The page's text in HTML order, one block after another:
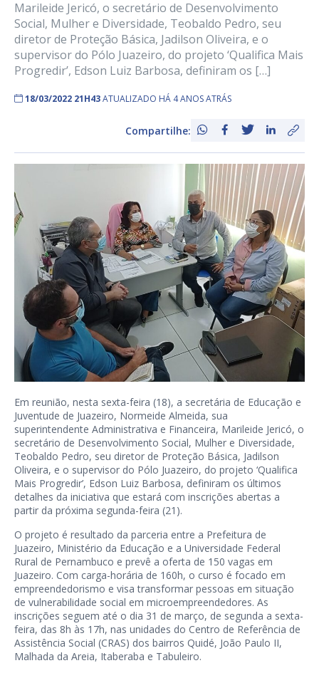
Marileide Jericó, o secretário de Desenvolvimento
Social, Mulher e Diversidade, Teobaldo Pedro, seu
diretor de Proteção Básica, Jadilson Oliveira, e o
supervisor do Pólo Juazeiro, do projeto ‘Qualifica Mais
Progredir’, Edson Luiz Barbosa, definiram os […]
18/03/2022 21H43ATUALIZADO HÁ 4 ANOS ATRÁS
Compartilhe:
Em reunião, nesta sexta-feira (18), a secretária de Educação e
Juventude de Juazeiro, Normeide Almeida, sua
superintendente Administrativa e Financeira, Marileide Jericó, o
secretário de Desenvolvimento Social, Mulher e Diversidade,
Teobaldo Pedro, seu diretor de Proteção Básica, Jadilson
Oliveira, e o supervisor do Pólo Juazeiro, do projeto ‘Qualifica
Mais Progredir’, Edson Luiz Barbosa, definiram os últimos
detalhes da iniciativa que estará com inscrições abertas a
partir da próxima segunda-feira (21).
O projeto é resultado da parceria entre a Prefeitura de
Juazeiro, Ministério da Educação e a Universidade Federal
Rural de Pernambuco e prevê a oferta de 150 vagas em
Juazeiro. Com carga-horária de 160h, o curso é focado em
empreendedorismo e visa transformar pessoas em situação
de vulnerabilidade social em microempreendedores. As
inscrições seguem até o dia 31 de março, de segunda a sexta-
feira, das 8h às 17h, nas unidades do Centro de Referência de
Assistência Social (CRAS) dos bairros Quidé, João Paulo II,
Malhada da Areia, Itaberaba e Tabuleiro.